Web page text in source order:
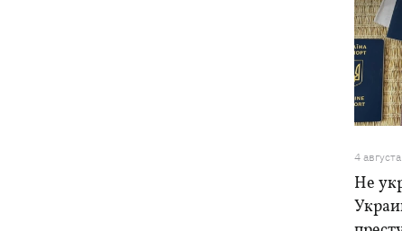
4 августа
Не